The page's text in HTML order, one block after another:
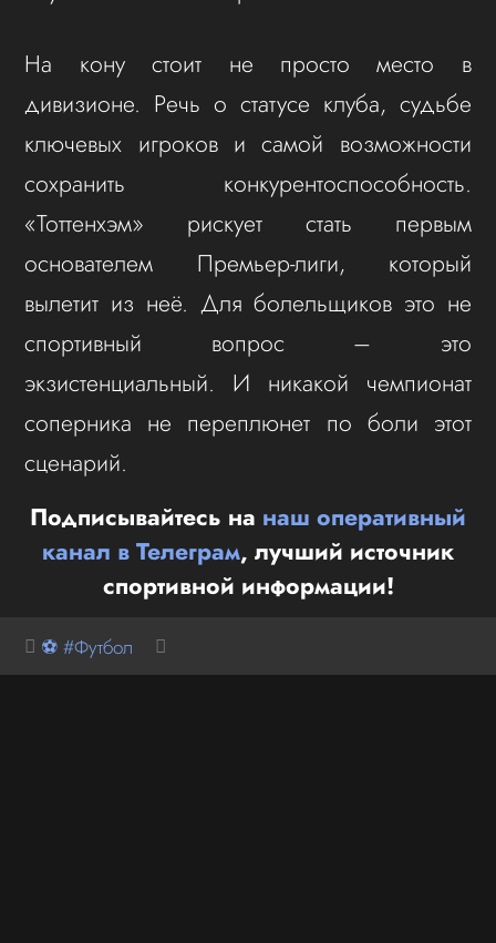
На кону стоит не просто место в
дивизионе. Речь о статусе клуба, судьбе
ключевых игроков и самой возможности
сохранить конкурентоспособность.
«Тоттенхэм» рискует стать первым
основателем Премьер-лиги, который
вылетит из неё. Для болельщиков это не
спортивный вопрос – это
экзистенциальный. И никакой чемпионат
соперника не переплюнет по боли этот
сценарий.
Подписывайтесь на наш оперативный
канал в Телеграм, лучший источник
спортивной информации!
⚽ #Футбол